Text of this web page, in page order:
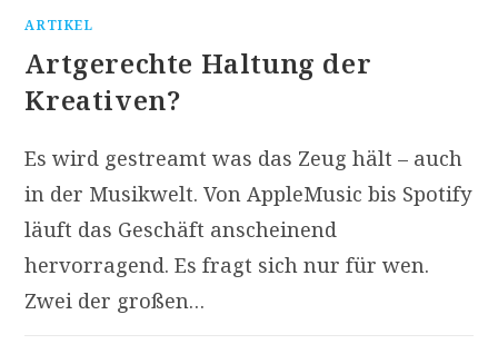
ARTIKEL
Artgerechte Haltung der
Kreativen?
Es wird gestreamt was das Zeug hält – auch
in der Musikwelt. Von AppleMusic bis Spotify
läuft das Geschäft anscheinend
hervorragend. Es fragt sich nur für wen.
Zwei der großen…